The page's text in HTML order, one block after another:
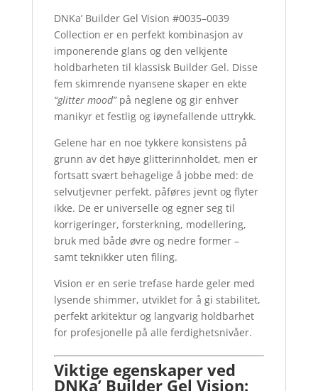
DNKa’ Builder Gel Vision #0035–0039
Collection er en perfekt kombinasjon av
imponerende glans og den velkjente
holdbarheten til klassisk Builder Gel. Disse
fem skimrende nyansene skaper en ekte
“glitter mood”på neglene og gir enhver
manikyr et festlig og iøynefallende uttrykk.
Gelene har en noe tykkere konsistens på
grunn av det høye glitterinnholdet, men er
fortsatt svært behagelige å jobbe med: de
selvutjevner perfekt, påføres jevnt og flyter
ikke. De er universelle og egner seg til
korrigeringer, forsterkning, modellering,
bruk med både øvre og nedre former –
samt teknikker uten filing.
Vision er en serie trefase harde geler med
lysende shimmer, utviklet for å gi stabilitet,
perfekt arkitektur og langvarig holdbarhet
for profesjonelle på alle ferdighetsnivåer.
Viktige egenskaper ved
DNKa’ Builder Gel Vision: